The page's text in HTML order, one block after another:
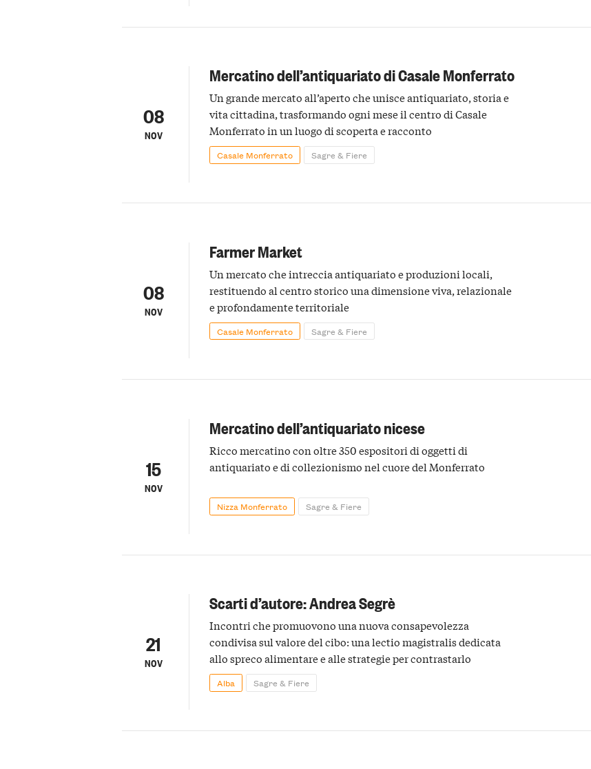
08
NOV
Mercatino dell’antiquariato di Casale Monferrato
Un grande mercato all’aperto che unisce antiquariato, storia e
vita cittadina, trasformando ogni mese il centro di Casale
Monferrato in un luogo di scoperta e racconto
Casale Monferrato Sagre & Fiere
08
NOV
Farmer Market
Un mercato che intreccia antiquariato e produzioni locali,
restituendo al centro storico una dimensione viva, relazionale
e profondamente territoriale
Casale Monferrato Sagre & Fiere
15
NOV
Mercatino dell’antiquariato nicese
Ricco mercatino con oltre 350 espositori di oggetti di
antiquariato e di collezionismo nel cuore del Monferrato
Nizza Monferrato Sagre & Fiere
21
NOV
Scarti d’autore: Andrea Segrè
Incontri che promuovono una nuova consapevolezza
condivisa sul valore del cibo: una lectio magistralis dedicata
allo spreco alimentare e alle strategie per contrastarlo
Alba Sagre & Fiere